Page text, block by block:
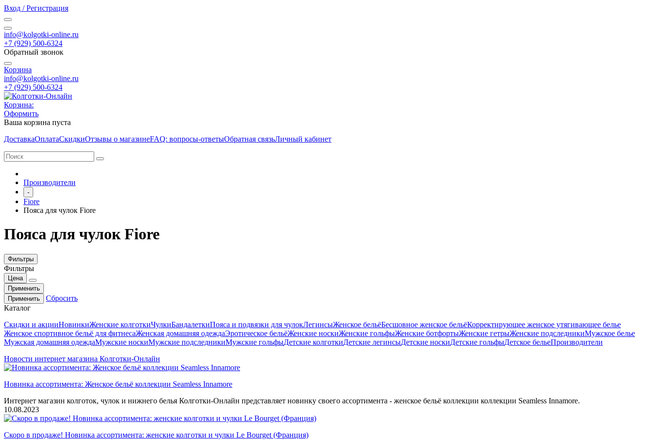
Вход / Регистрация
info@kolgotki-online.ru
+7 (929) 500-6324
Обратный звонок
Корзина
info@kolgotki-online.ru
+7 (929) 500-6324
Корзина:
Оформить
Ваша корзина пуста
ДоставкаОплатаСкидкиОтзывы о магазинеFAQ: вопросы-ответыОбратная связьЛичный кабинет
Производители
-
Fiore
Пояса для чулок Fiore
Пояса для чулок Fiore
Фильтры
Фильтры
Цена
Применить
Применить
Сбросить
Каталог
Скидки и акцииНовинкиЖенские колготкиЧулкиБандалеткиПояса и подвязки для чулокЛегинсыЖенское бельёБесшовное женское бельёКорректирующее женское утягивающее белье
Женское спортивное бельё для фитнесаЖенская домашняя одеждаЭротическое бельёЖенские носкиЖенские гольфыЖенские ботфортыЖенские гетрыЖенские подследникиМужское белье
Мужская домашняя одеждаМужские носкиМужские подследникиМужские гольфыДетские колготкиДетские легинсыДетские носкиДетские гольфыДетское бельеПроизводители
Новости интернет магазина Колготки-Онлайн
Новинка ассортимента: Женское бельё коллекции Seamless Innamore
Интернет магазин колготок, чулок и нижнего белья Колготки-Онлайн представляет новинку своего ассортимента - женское бельё коллекции коллекции Seamless Innamore.
10.08.2023
Скоро в продаже! Новинка ассортимента: женские колготки и чулки Le Bourget (Франция)